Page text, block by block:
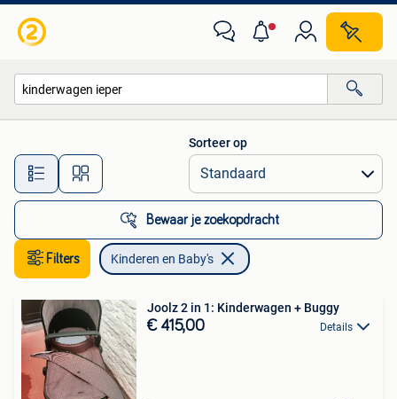
Alle afstanden…
Sorteer op
Bewaar je zoekopdracht
Filters Kinderen en Baby's
Joolz 2 in 1: Kinderwagen + Buggy
€ 415,00 Details